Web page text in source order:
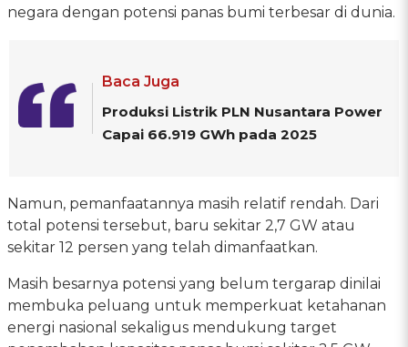
negara dengan potensi panas bumi terbesar di dunia.
Baca Juga
Produksi Listrik PLN Nusantara Power
Capai 66.919 GWh pada 2025
Namun, pemanfaatannya masih relatif rendah. Dari
total potensi tersebut, baru sekitar 2,7 GW atau
sekitar 12 persen yang telah dimanfaatkan.
Masih besarnya potensi yang belum tergarap dinilai
membuka peluang untuk memperkuat ketahanan
energi nasional sekaligus mendukung target